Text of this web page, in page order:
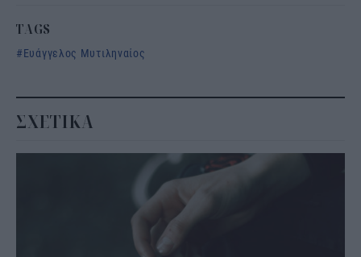
TAGS
Ευάγγελος Μυτιληναίος
ΣΧΕΤΙΚΑ